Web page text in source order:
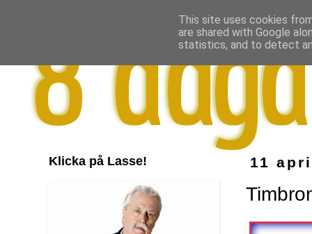
11
Klicka på Lasse!
This site uses cookies
are shared with Google
statistics, and to detect